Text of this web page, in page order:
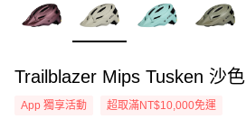
Trailblazer Mips Tusken 沙色
App 獨享活動 超取滿NT$10,000免運